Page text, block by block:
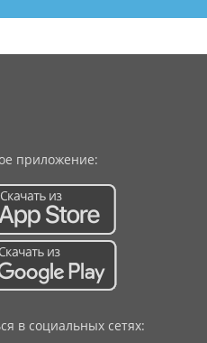
приложение:
в социальных сетях: